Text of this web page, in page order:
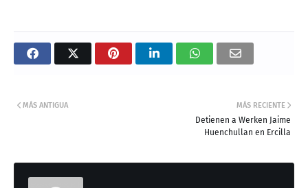
MÁS RECIENTE
Detienen a Werken Jaime
Huenchullan en Ercilla
MÁS ANTIGUA